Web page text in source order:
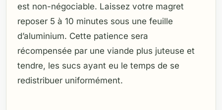
est non-négociable. Laissez votre magret
reposer 5 à 10 minutes sous une feuille
d’aluminium. Cette patience sera
récompensée par une viande plus juteuse et
tendre, les sucs ayant eu le temps de se
redistribuer uniformément.